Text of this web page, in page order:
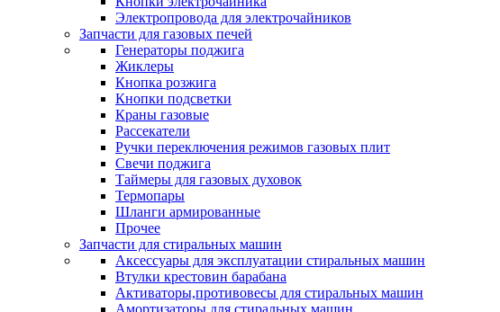
Электропровода для электрочайников
Запчасти для газовых печей
Генераторы поджига
Жиклеры
Кнопка розжига
Кнопки подсветки
Краны газовые
Рассекатели
Ручки переключения режимов газовых плит
Свечи поджига
Таймеры для газовых духовок
Термопары
Шланги армированные
Прочее
Запчасти для стиральных машин
Аксессуары для эксплуатации стиральных машин
Втулки крестовин барабана
Активаторы,противовесы для стиральных машин
Амортизаторы для стиральных машин